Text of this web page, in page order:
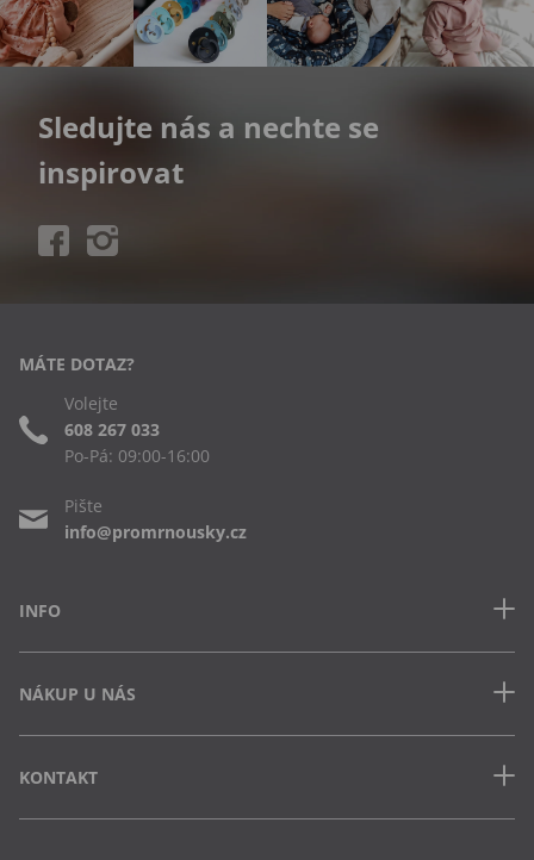
Sledujte nás a nechte se
inspirovat
INFO
Často kladené dotazy
Obchodní podmínky
Ochrana osobních údajů
NÁKUP U NÁS
Jak uplatnit slevový kód
Vrácení zboží a výměna
KONTAKT
MÁTE DOTAZ?
Volejte
608 267 033
Po-Pá: 09:00-16:00
Pište
info@promrnousky.cz